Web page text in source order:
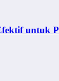
untuk